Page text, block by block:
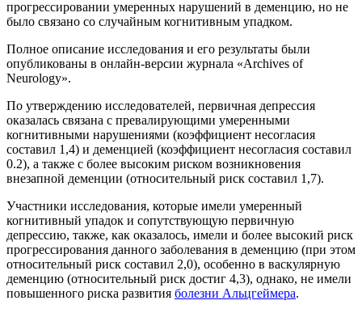
прогрессировании умеренных нарушений в деменцию, но не
было связано со случайным когнитивным упадком.
Полное описание исследования и его результаты были
опубликованы в онлайн-версии журнала «Archives of
Neurology».
По утверждению исследователей, первичная депрессия
оказалась связана с превалирующими умеренными
когнитивными нарушениями (коэффициент несогласия
составил 1,4) и деменцией (коэффициент несогласия составил
0.2), а также с более высоким риском возникновения
внезапной деменции (относительный риск составил 1,7).
Участники исследования, которые имели умеренный
когнитивный упадок и сопутствующую первичную
депрессию, также, как оказалось, имели и более высокий риск
прогрессирования данного заболевания в деменцию (при этом
относительный риск составил 2,0), особенно в васкулярную
деменцию (относительный риск достиг 4,3), однако, не имели
повышенного риска развития болезни Альцгеймера.